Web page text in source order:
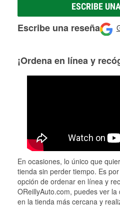
ESCRIBE
Escribe una reseña
¡Ordena en línea y
En ocasiones, lo único que
tienda sin perder tiempo. Es
opción de ordenar en línea y
OReillyAuto.com, puedes ver
en la tienda más cercana y